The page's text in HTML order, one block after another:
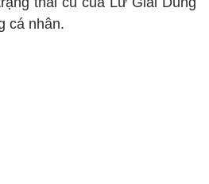
cá nhân.